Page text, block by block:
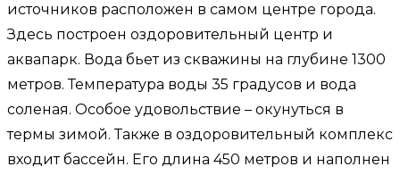
источников расположен в самом центре города.
Здесь построен оздоровительный центр и
аквапарк. Вода бьет из скважины на глубине 1300
метров. Температура воды 35 градусов и вода
соленая. Особое удовольствие – окунуться в
термы зимой. Также в оздоровительный комплекс
входит бассейн. Его длина 450 метров и наполнен